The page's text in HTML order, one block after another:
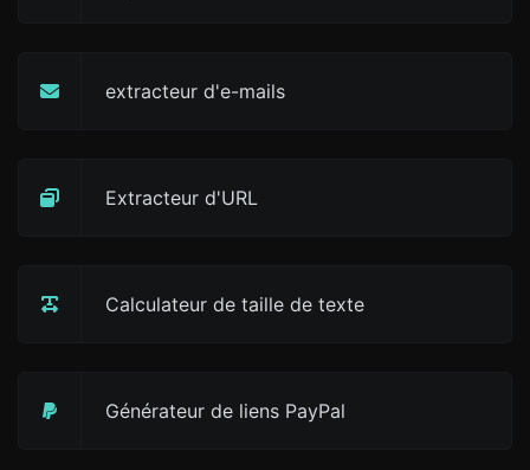
extracteur d'e-mails
Extracteur d'URL
Calculateur de taille de texte
Générateur de liens PayPal